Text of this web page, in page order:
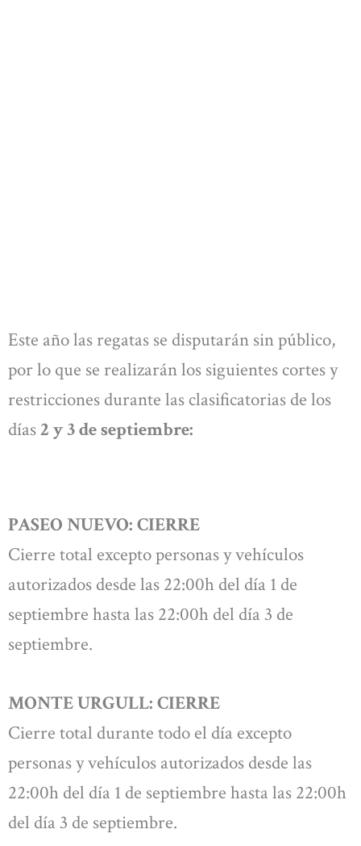
Este año las regatas se disputarán sin público,
por lo que se realizarán los siguientes cortes y
restricciones durante las clasificatorias de los
días2 y 3 de septiembre:
PASEO NUEVO: CIERRE
Cierre total excepto personas y vehículos
autorizados desde las 22:00h del día 1 de
septiembre hasta las 22:00h del día 3 de
septiembre.
MONTE URGULL: CIERRE
Cierre total durante todo el día excepto
personas y vehículos autorizados desde las
22:00h del día 1 de septiembre hasta las 22:00h
del día 3 de septiembre.